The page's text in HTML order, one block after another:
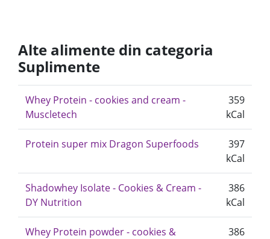
Alte alimente din categoria
Suplimente
Whey Protein - cookies and cream -
Muscletech
359
kCal
Protein super mix Dragon Superfoods
397
kCal
Shadowhey Isolate - Cookies & Cream -
DY Nutrition
386
kCal
Whey Protein powder - cookies &
386